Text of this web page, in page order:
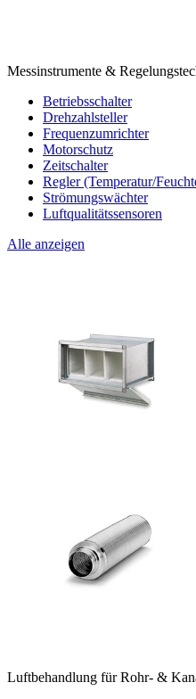
Messinstrumente &
Betriebsschalter
Drehzahlsteller
Frequenzumrichter
Motorschutz
Zeitschalter
Regler (Temperatur/
Strömungswächter
Luftqualitätssensoren
Alle anzeigen
Luftbehandlung für Rohr- &